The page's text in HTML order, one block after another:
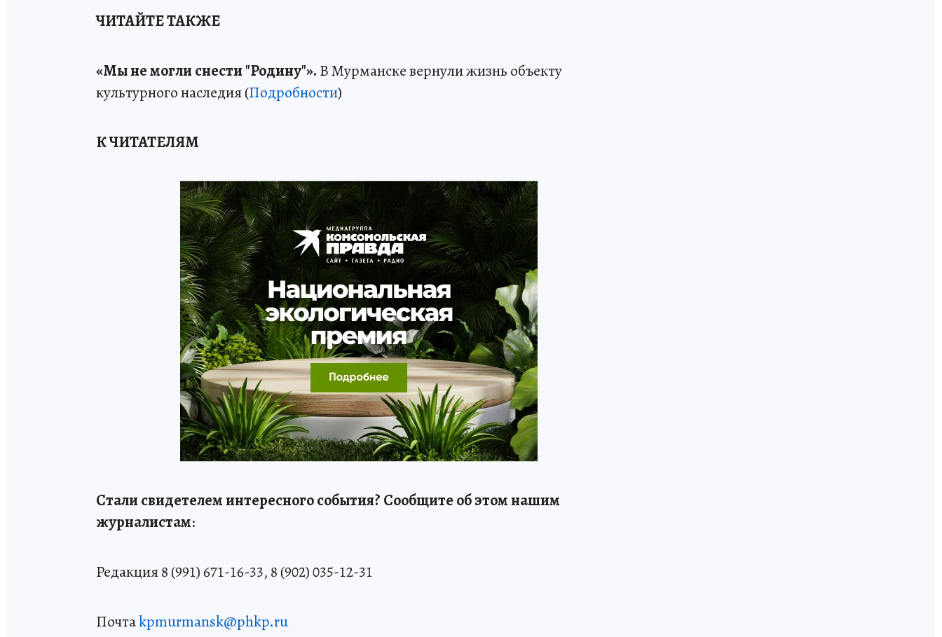
ЧИТАЙТЕ ТАКЖЕ
«Мы не могли снести "Родину"». В Мурманске вернули жизнь объекту
культурного наследия (Подробности)
К ЧИТАТЕЛЯМ
Стали свидетелем интересного события? Сообщите об этом нашим
журналистам:
Редакция 8 (991) 671-16-33, 8 (902) 035-12-31
Почтаkpmurmansk@phkp.ru